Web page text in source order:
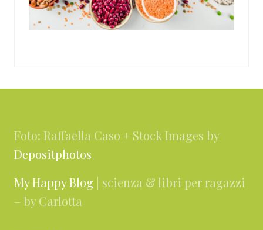
Foto: Raffaella Caso + Stock Images by
Depositphotos
My Happy Blog | scienza & libri per ragazzi
– by Carlotta